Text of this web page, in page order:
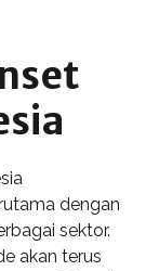
dengan
sektor.
akan terus